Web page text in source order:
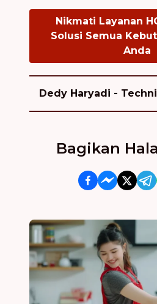
Nikmati Layanan
Solusi Semua
Anda
Dedy Haryadi -
Bagikan